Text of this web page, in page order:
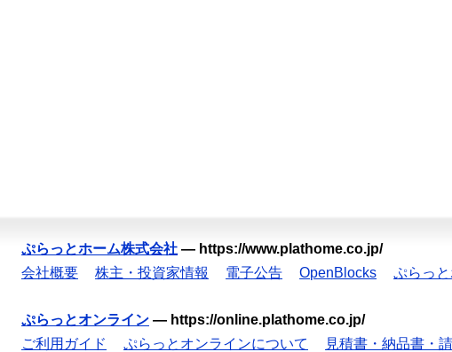
ぷらっとホーム株式会社 — https://www.plathome.co.jp/
会社概要
株主・投資家情報 電子公告 OpenBlocks ぷらっ
ぷらっとオンライン — https://online.plathome.co.jp/
ご利用ガイド
ぷらっとオンラインについて 見積書・納品書・